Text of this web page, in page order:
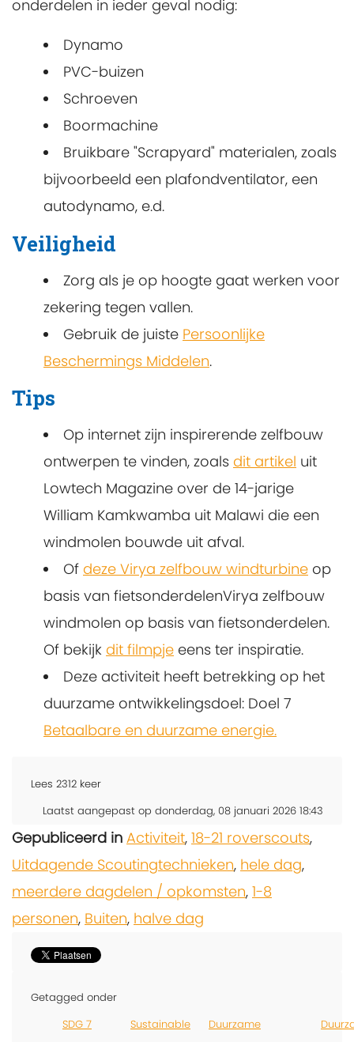
onderdelen in ieder geval nodig:
Dynamo
PVC-buizen
Schroeven
Boormachine
Bruikbare "Scrapyard" materialen, zoals
bijvoorbeeld een plafondventilator, een
autodynamo, e.d.
Veiligheid
Zorg als je op hoogte gaat werken voor
zekering tegen vallen.
Gebruik de juiste Persoonlijke
Beschermings Middelen.
Tips
Op internet zijn inspirerende zelfbouw
ontwerpen te vinden, zoals dit artikel uit
Lowtech Magazine over de 14-jarige
William Kamkwamba uit Malawi die een
windmolen bouwde uit afval.
Of deze Virya zelfbouw windturbine op
basis van fietsonderdelenVirya zelfbouw
windmolen op basis van fietsonderdelen.
Of bekijk dit filmpje eens ter inspiratie.
Deze activiteit heeft betrekking op het
duurzame ontwikkelingsdoel: Doel 7
Betaalbare en duurzame energie.
Lees 2312 keer
Laatst aangepast op donderdag, 08 januari 2026 18:43
Gepubliceerd in Activiteit, 18-21 roverscouts,
Uitdagende Scoutingtechnieken, hele dag,
meerdere dagdelen / opkomsten, 1-8
personen, Buiten, halve dag
Getagged onder
SDG 7
Sustainable
Duurzame